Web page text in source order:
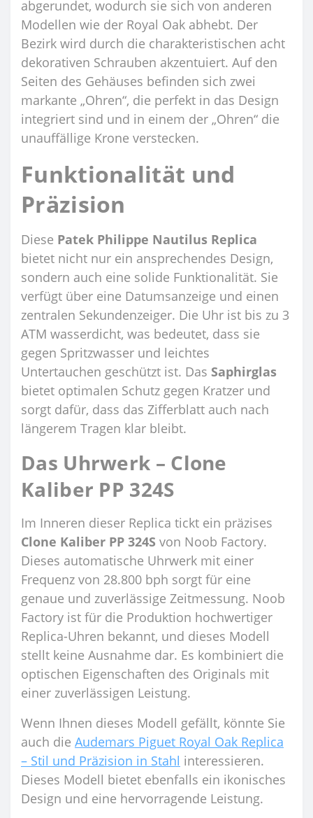
abgerundet, wodurch sie sich von anderen
Modellen wie der Royal Oak abhebt. Der
Bezirk wird durch die charakteristischen acht
dekorativen Schrauben akzentuiert. Auf den
Seiten des Gehäuses befinden sich zwei
markante „Ohren“, die perfekt in das Design
integriert sind und in einem der „Ohren“ die
unauffällige Krone verstecken.
Funktionalität und
Präzision
Diese Patek Philippe Nautilus Replica
bietet nicht nur ein ansprechendes Design,
sondern auch eine solide Funktionalität. Sie
verfügt über eine Datumsanzeige und einen
zentralen Sekundenzeiger. Die Uhr ist bis zu 3
ATM wasserdicht, was bedeutet, dass sie
gegen Spritzwasser und leichtes
Untertauchen geschützt ist. Das Saphirglas
bietet optimalen Schutz gegen Kratzer und
sorgt dafür, dass das Zifferblatt auch nach
längerem Tragen klar bleibt.
Das Uhrwerk – Clone
Kaliber PP 324S
Im Inneren dieser Replica tickt ein präzises
Clone Kaliber PP 324S von Noob Factory.
Dieses automatische Uhrwerk mit einer
Frequenz von 28.800 bph sorgt für eine
genaue und zuverlässige Zeitmessung. Noob
Factory ist für die Produktion hochwertiger
Replica-Uhren bekannt, und dieses Modell
stellt keine Ausnahme dar. Es kombiniert die
optischen Eigenschaften des Originals mit
einer zuverlässigen Leistung.
Wenn Ihnen dieses Modell gefällt, könnte Sie
auch die Audemars Piguet Royal Oak Replica
– Stil und Präzision in Stahl interessieren.
Dieses Modell bietet ebenfalls ein ikonisches
Design und eine hervorragende Leistung.